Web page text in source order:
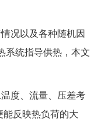
况以及各种随机因
系统指导供热，本文
度、流量、压差考
反映热负荷的大